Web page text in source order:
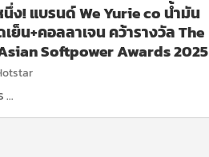
ง! แบรนด์ We Yurie co น้ำมัน
ย็น+คอลลาเจน คว้ารางวัล The
Softpower Awards 2025
…